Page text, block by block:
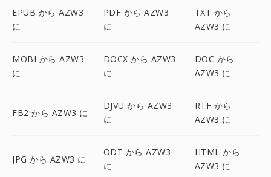
EPUB から AZW3
に
PDF から AZW3
に
TXT から
AZW3 に
MOBI から AZW3
に
DOCX から AZW3
に
DOC から
AZW3 に
FB2 から AZW3 に
DJVU から AZW3
に
RTF から
AZW3 に
JPG から AZW3 に
ODT から AZW3
に
HTML から
AZW3 に